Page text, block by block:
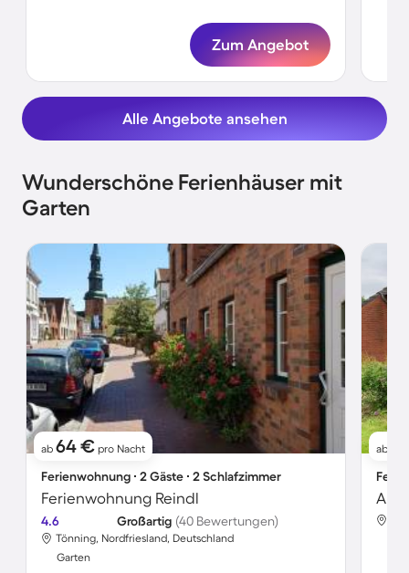
Zum Angebot
Alle Angebote ansehen
Wunderschöne Ferienhäuser mit
Garten
ab 64 € pro Nacht
Ferienwohnung ∙ 2 Gäste ∙ 2 Schlafzimmer
Ferienwohnung Reindl
4.6 Großartig (40 Bewertungen)
Tönning, Nordfriesland, Deutschland
Garten
ab